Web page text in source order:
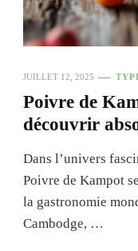
JUILLET 12, 2025
Poivre de
découvrir
Dans l’univers
Poivre de Kampot
la gastronomie
Cambodge, …